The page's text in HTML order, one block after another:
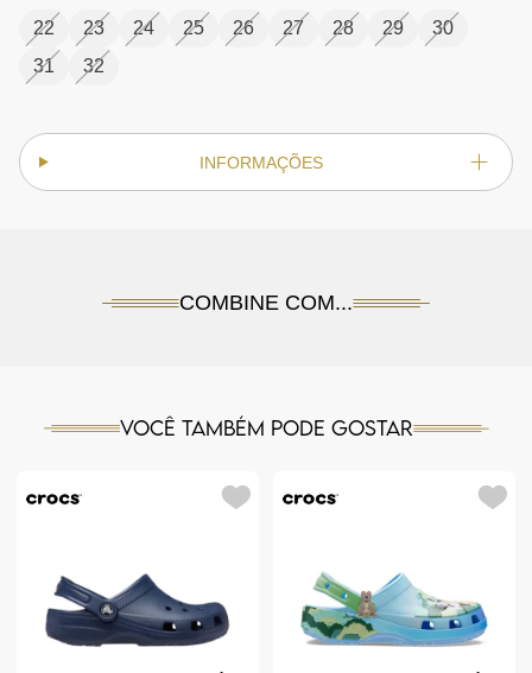
22 23 24 25 26 27 28 29
30
31
32
INFORMAÇÕES
COMBINE COM...
Você também pode gostar